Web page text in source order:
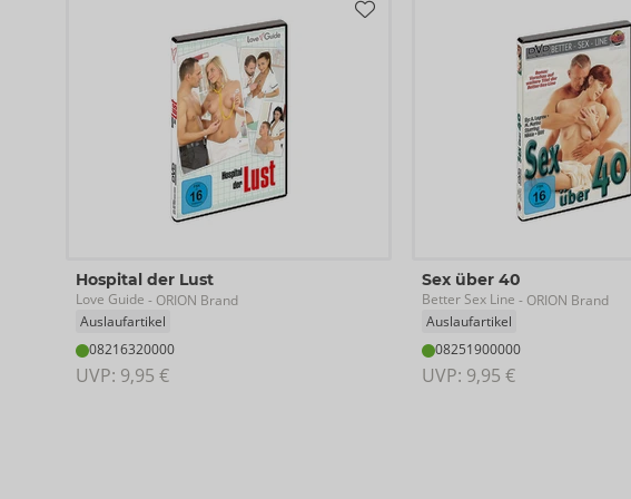
Hospital der Lust
Love Guide - ORION Brand
Auslaufartikel
08216320000
UVP: 9,95 €
Sex über 40
Better Sex Line - ORION Brand
Auslaufartikel
08251900000
UVP: 9,95 €